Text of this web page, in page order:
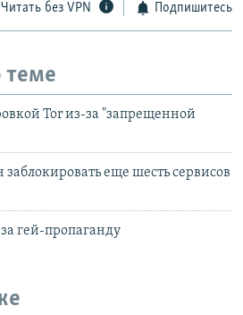
Читать без VPN Подпишитесь
Tor из-за "запрещенной
еще шесть сервисов
гей-пропаганду